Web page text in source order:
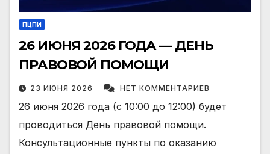
ПЦПИ
26 ИЮНЯ 2026 ГОДА — ДЕНЬ
ПРАВОВОЙ ПОМОЩИ
23 ИЮНЯ 2026 НЕТ КОММЕНТАРИЕВ
26 июня 2026 года (с 10:00 до 12:00) будет
проводиться День правовой помощи.
Консультационные пункты по оказанию